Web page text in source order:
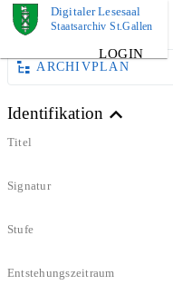
Digitaler Lesesaal
Staatsarchiv St.Gallen
LOGIN
DOKUMENT
ARCHIVPLAN
Identifikation
Titel
Signatur
Stufe
Entstehungszeitraum